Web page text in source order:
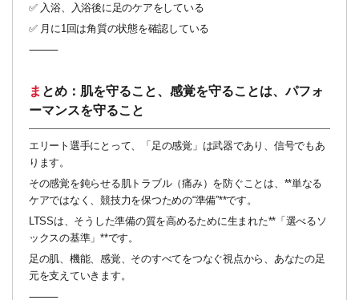
✅ 入浴、入浴後に足のケアをしている
✅ 月に1回は角質の状態を確認している
⸻
まとめ：肌を守ること、感覚を守ることは、パフォ
ーマンスを守ること
エリート選手にとって、「足の感覚」は武器であり、信号でもあ
ります。
その感覚を鈍らせる肌トラブル（痛み）を防ぐことは、**単なる
ケアではなく、競技力を保つための“準備”**です。
LTSSは、そうした準備の質を高めるために生まれた**「選べるソ
ックスの基準」**です。
足の肌、機能、感覚、そのすべてをつなぐ視点から、あなたの足
元を支えていきます。
⸻